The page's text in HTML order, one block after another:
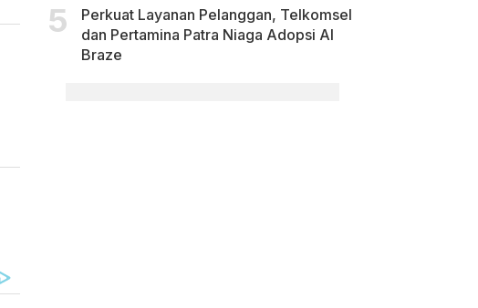
Perkuat Layanan Pelanggan, Telkomsel
dan Pertamina Patra Niaga Adopsi AI
Braze